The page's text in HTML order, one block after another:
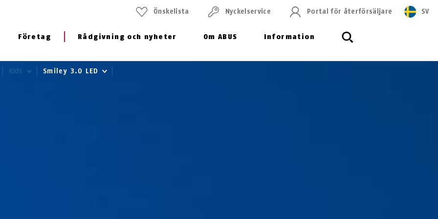
Företag Rådgivning och nyheter Om ABUS Information
Önskelista Nyckelservice Portal för återförsäljare SV
Kids Smiley 3.0 LED